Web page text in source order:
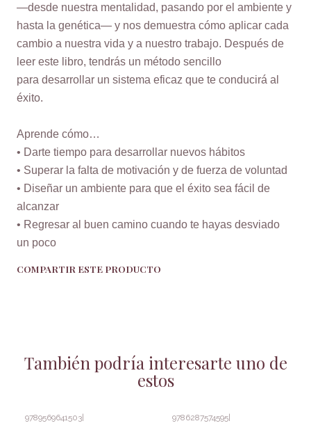
—desde nuestra mentalidad, pasando por el ambiente y
hasta la genética— y nos demuestra cómo aplicar cada
cambio a nuestra vida y a nuestro trabajo. Después de
leer este libro, tendrás un método sencillo
para desarrollar un sistema eficaz que te conducirá al
éxito.
Aprende cómo…
• Darte tiempo para desarrollar nuevos hábitos
• Superar la falta de motivación y de fuerza de voluntad
• Diseñar un ambiente para que el éxito sea fácil de
alcanzar
• Regresar al buen camino cuando te hayas desviado
un poco
COMPARTIR ESTE PRODUCTO
También podría interesarte uno de
estos
9789569641503 9786287574595